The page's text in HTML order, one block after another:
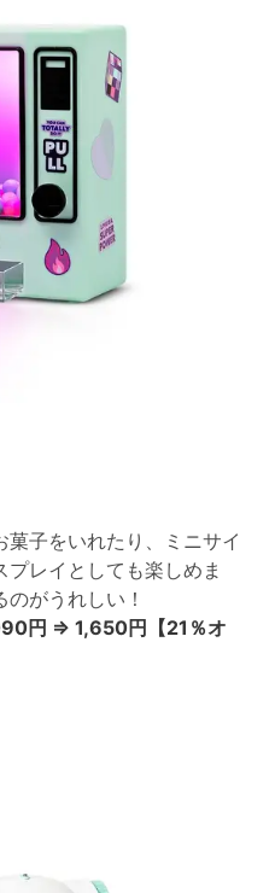
子をいれたり、ミニサイ
レイとしても楽しめま
がうれしい！
円 ⇒ 1,650円【21％オ